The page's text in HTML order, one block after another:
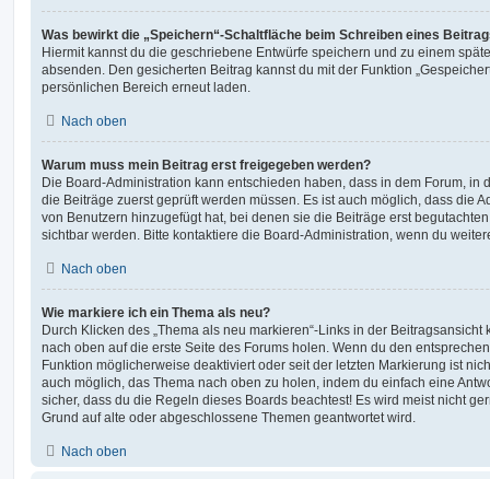
Was bewirkt die „Speichern“-Schaltfläche beim Schreiben eines
Hiermit kannst du die geschriebene Entwürfe speichern und zu einem
absenden. Den gesicherten Beitrag kannst du mit der Funktion
persönlichen Bereich erneut laden.
Nach oben
Warum muss mein Beitrag erst freigegeben werden?
Die Board-Administration kann entschieden haben, dass in dem Forum, in
die Beiträge zuerst geprüft werden müssen. Es ist auch möglich, dass die
von Benutzern hinzugefügt hat, bei denen sie die Beiträge erst
sichtbar werden. Bitte kontaktiere die Board-Administration, wenn du
Nach oben
Wie markiere ich ein Thema als neu?
Durch Klicken des „Thema als neu markieren“-Links in der
nach oben auf die erste Seite des Forums holen. Wenn du den
Funktion möglicherweise deaktiviert oder seit der letzten Markierung ist
auch möglich, das Thema nach oben zu holen, indem du einfach eine
sicher, dass du die Regeln dieses Boards beachtest! Es wird meist nicht
Grund auf alte oder abgeschlossene Themen geantwortet wird.
Nach oben